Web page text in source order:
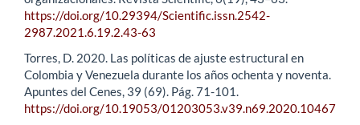
https://doi.org/10.29394/Scientific.issn.2542-
2987.2021.6.19.2.43-63
Torres, D. 2020. Las políticas de ajuste estructural en
Colombia y Venezuela durante los años ochenta y noventa.
Apuntes del Cenes, 39 (69). Pág. 71-101.
https://doi.org/10.19053/01203053.v39.n69.2020.10467